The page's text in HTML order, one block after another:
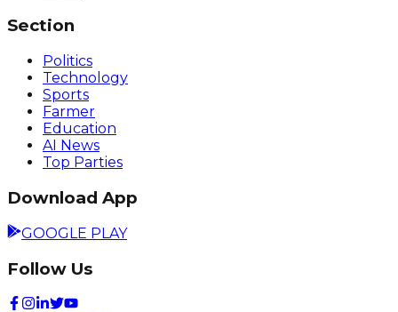
Section
Politics
Technology
Sports
Farmer
Education
AI News
Top Parties
Download App
GOOGLE PLAY
Follow Us